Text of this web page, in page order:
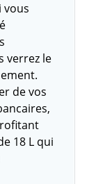
vous
verrez le
de vos
18 L qui